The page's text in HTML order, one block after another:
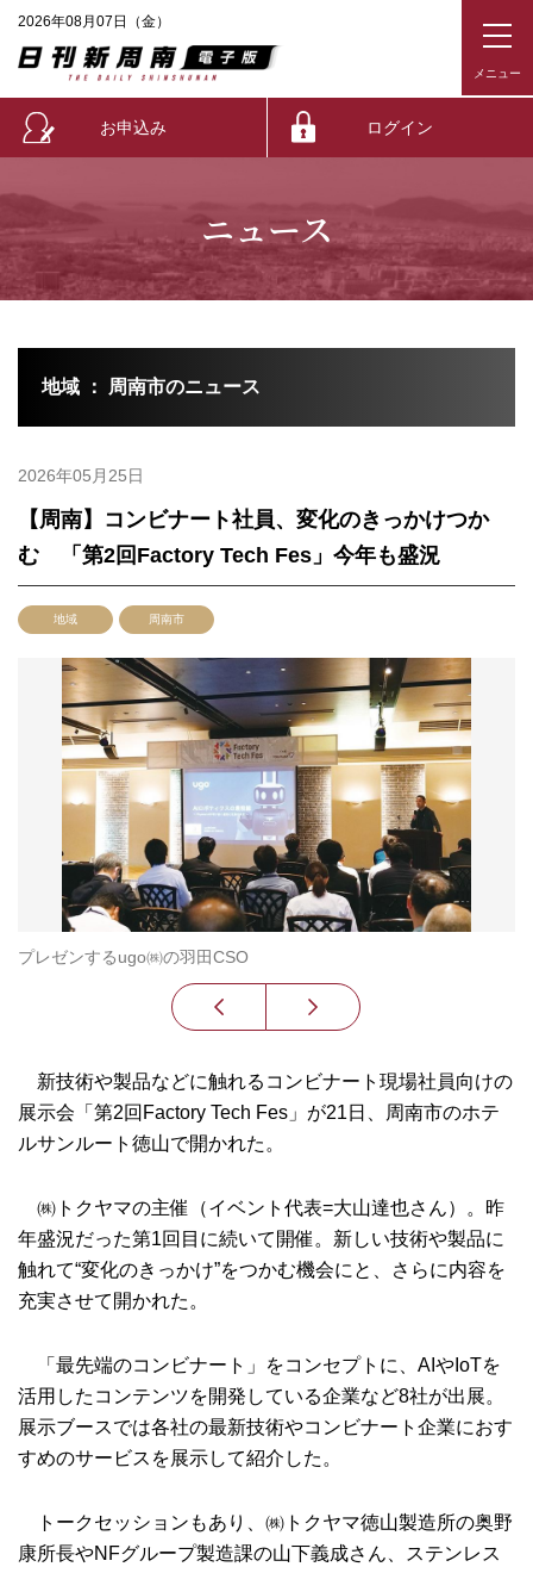
2026年08月07日（金）
お申込み ログイン
ニュース
地域 ： 周南市のニュース
2026年05月25日
【周南】コンビナート社員、変化のきっかけつか
む 「第2回Factory Tech Fes」今年も盛況
地域 周南市
プレゼンするugo㈱の羽田CSO
新技術や製品などに触れるコンビナート現場社員向けの
展示会「第2回Factory Tech Fes」が21日、周南市のホテ
ルサンルート徳山で開かれた。
㈱トクヤマの主催（イベント代表=大山達也さん）。昨
年盛況だった第1回目に続いて開催。新しい技術や製品に
触れて“変化のきっかけ”をつかむ機会にと、さらに内容を
充実させて開かれた。
「最先端のコンビナート」をコンセプトに、AIやIoTを
活用したコンテンツを開発している企業など8社が出展。
展示ブースでは各社の最新技術やコンビナート企業におす
すめのサービスを展示して紹介した。
トークセッションもあり、㈱トクヤマ徳山製造所の奥野
康所長やNFグループ製造課の山下義成さん、ステンレス